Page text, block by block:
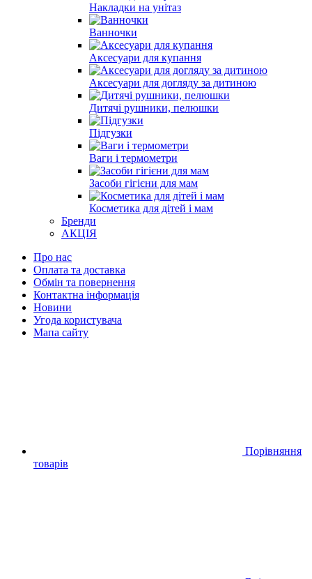
Накладки на унітаз
Ванночки
Аксесуари для купання
Аксесуари для догляду за дитиною
Дитячі рушники, пелюшки
Підгузки
Ваги і термометри
Засоби гігієни для мам
Косметика для дітей і мам
Бренди
АКЦІЯ
Про нас
Оплата та доставка
Обмін та повернення
Контактна інформація
Новини
Угода користувача
Мапа сайту
Порівняння
товарів